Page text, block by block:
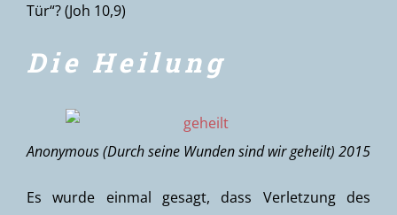
Tür“? (Joh 10,9)
Die Heilung
Anonymous (Durch seine Wunden sind wir geheilt) 2015
Es wurde einmal gesagt, dass Verletzung des